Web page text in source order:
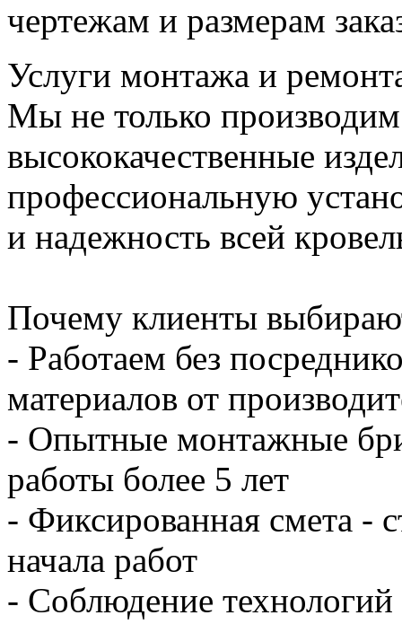
чертежам и размерам
Услуги монтажа и
Мы не только
высококачественные
профессиональную
и надежность всей
Почему клиенты
- Работаем без
материалов от
- Опытные монтажные
работы более 5 лет
- Фиксированная смета -
начала работ
- Соблюдение